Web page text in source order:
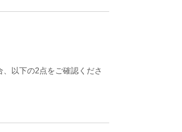
以下の2点をご確認くださ